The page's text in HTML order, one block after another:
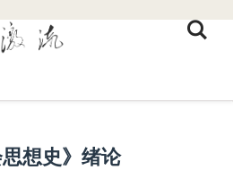
想史》绪论